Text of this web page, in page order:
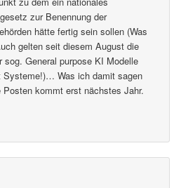
zur Benennung der
hätte fertig sein sollen (Was
gelten seit diesem August die
sog. General purpose KI Modelle
Systeme!)… Was ich damit sagen
Posten kommt erst nächstes Jahr.